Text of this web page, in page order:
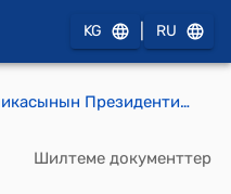
KG RU
Кыргыз Республикасынын Президентинин 2022-жылдын 8-июлундагы ПЖ № 222 "Этил спиртин өндүрүүгө, сактоого жана сатууга жүз пайыз мамлекеттик монополияны киргизүү боюнча кечиктирилгис чаралар жөнүндө" жарлыгы
Шилтеме документтер